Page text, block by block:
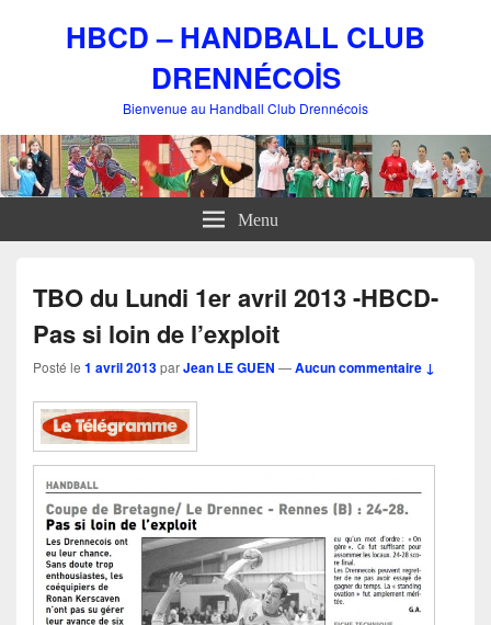
HBCD – HANDBALL CLUB
DRENNÉCOİS
Bienvenue au Handball Club Drennécois
Menu
TBO du Lundi 1er avril 2013 -HBCD-
Pas si loin de l’exploit
Posté le 1 avril 2013parJean LE GUEN —Aucun commentaire ↓